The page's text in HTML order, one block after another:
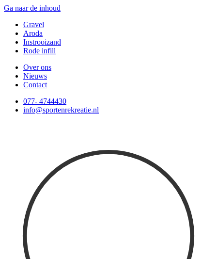
Ga naar de inhoud
Gravel
Aroda
Instrooizand
Rode infill
Over ons
Nieuws
Contact
077- 4744430
info@sportenrekreatie.nl